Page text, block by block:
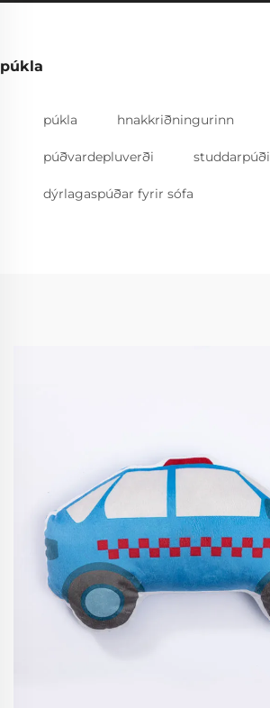
púkla
púkla hnakkriðningurinn
púðvardepluverði studdarpúði
dýrlagaspúðar fyrir sófa